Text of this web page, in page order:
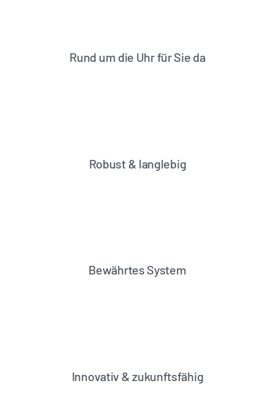
Rund um die Uhr für Sie da
Robust & langlebig
Bewährtes System
Innovativ & zukunftsfähig